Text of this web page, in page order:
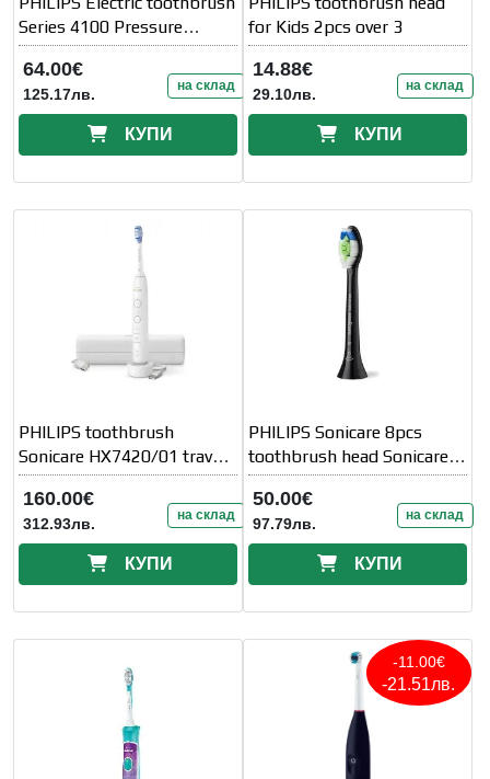
Series 4100 Pressure
sensor travel
64.00€
125.17лв. на склад
КУПИ
for Kids 2pcs over 3
14.88€
29.10лв. на склад
КУПИ
PHILIPS toothbrush
Sonicare HX7420/01 travel
charging case white
160.00€
312.93лв. на склад
КУПИ
PHILIPS Sonicare 8pcs
toothbrush head Sonicare
Optimal Black
50.00€
97.79лв. на склад
КУПИ
-11.00€
-21.51лв.